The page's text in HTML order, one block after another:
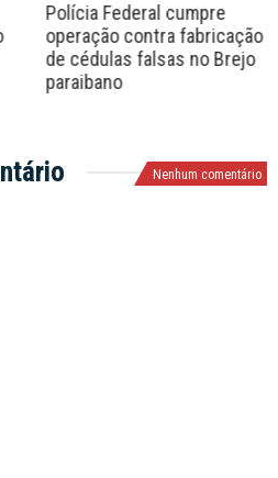
Polícia Federal cumpre
operação contra fabricação
de cédulas falsas no Brejo
paraibano
Nenhum comentário